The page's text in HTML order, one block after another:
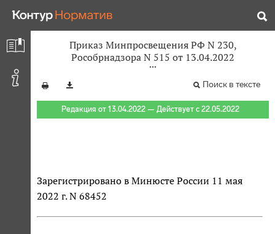
Приказ Минпросвещения РФ N 230,
Рособрнадзора N 515 от 13.04.2022
Поиск в тексте
Редакция от 13.04.2022 — Действует с 22.05.2022
Зарегистрировано в Минюсте России 11 мая
2022 г. N 68452